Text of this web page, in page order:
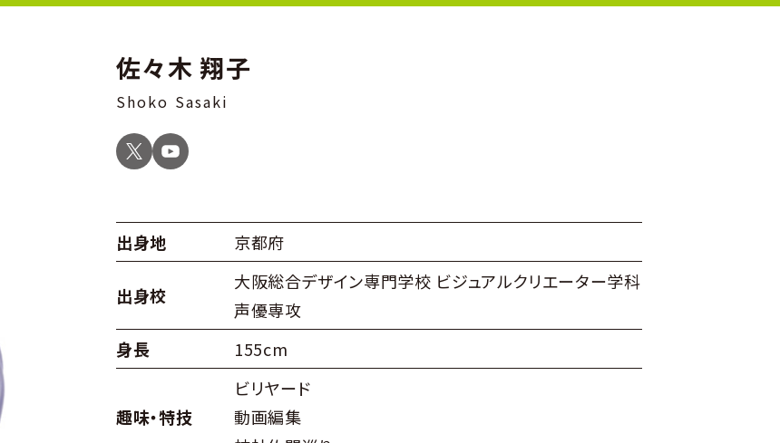
佐々木 翔子
Shoko Sasaki
出身地 京都府
出身校
大阪総合デザイン専門学校 ビジュアルクリエーター学科
声優専攻
身長
155cm
趣味・特技
ビリヤード
動画編集